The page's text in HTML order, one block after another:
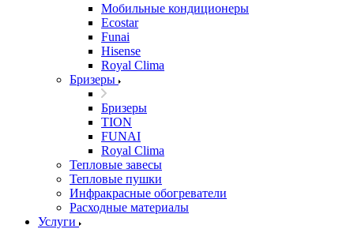
Мобильные кондиционеры
Ecostar
Funai
Hisense
Royal Clima
Бризеры
Бризеры
TION
FUNAI
Royal Clima
Тепловые завесы
Тепловые пушки
Инфракрасные обогреватели
Расходные материалы
Услуги